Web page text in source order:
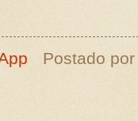
Postado